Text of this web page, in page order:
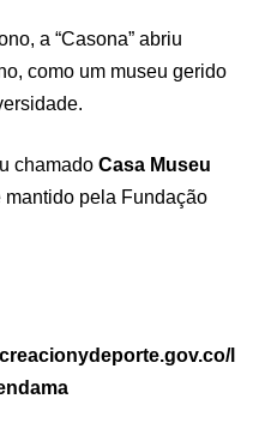
a “Casona” abriu
como um museu gerido
chamado Casa Museu
mantido pela Fundação
l